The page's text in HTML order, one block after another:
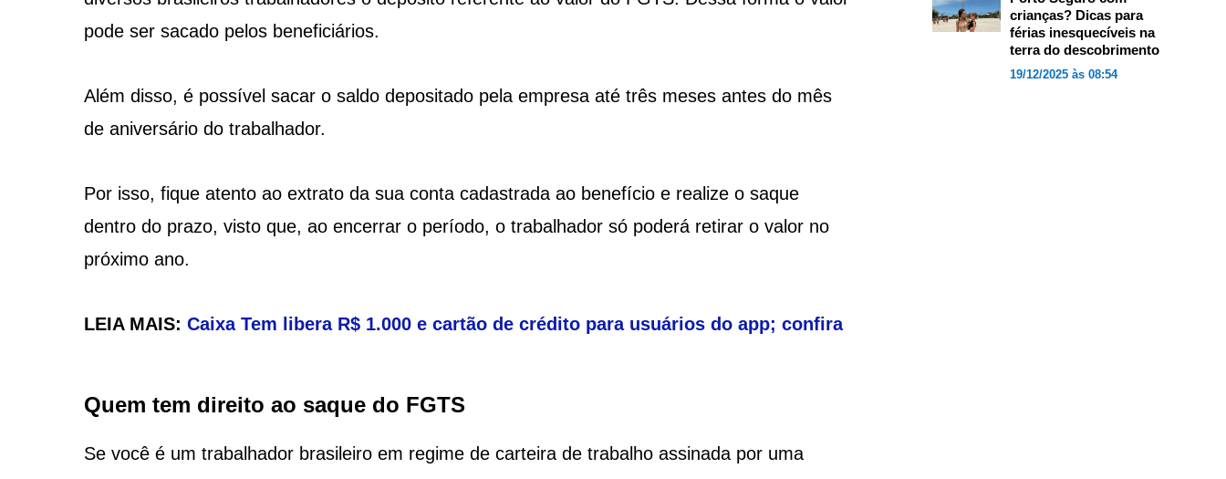
pode ser sacado pelos beneficiários.
Além disso, é possível sacar o saldo depositado pela empresa até três meses antes do mês
de aniversário do trabalhador.
Por isso, fique atento ao extrato da sua conta cadastrada ao benefício e realize o saque
dentro do prazo, visto que, ao encerrar o período, o trabalhador só poderá retirar o valor no
próximo ano.
LEIA MAIS: Caixa Tem libera R$ 1.000 e cartão de crédito para usuários do app; confira
Quem tem direito ao saque do FGTS
Se você é um trabalhador brasileiro em regime de carteira de trabalho assinada por uma
crianças? Dicas para
férias inesquecíveis na
terra do descobrimento
19/12/2025 às 08:54